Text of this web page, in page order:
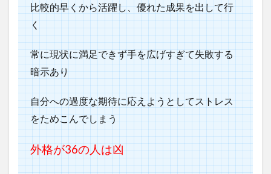
比較的早くから活躍し、優れた成果を出して行
く
常に現状に満足できず手を広げすぎて失敗する
暗示あり
自分への過度な期待に応えようとしてストレス
をためこんでしまう
外格が36の人は凶